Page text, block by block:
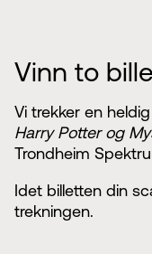
Vinn to
Vi trekker en
Harry Potter og
Trondheim
Idet billetten din
trekningen.